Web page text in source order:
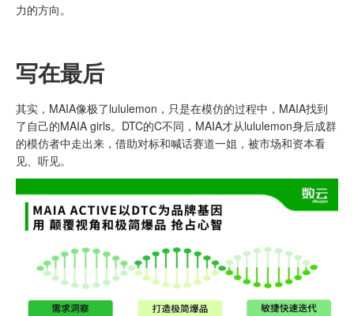
力的方向。
写在最后
其实，MAIA像极了lululemon，只是在模仿的过程中，MAIA找到
了自己的MAIA girls。DTC的C不同，MAIA才从lululemon身后成群
的模仿者中走出来，借助对标和喊话赛道一姐，被市场和资本看
见、听见。